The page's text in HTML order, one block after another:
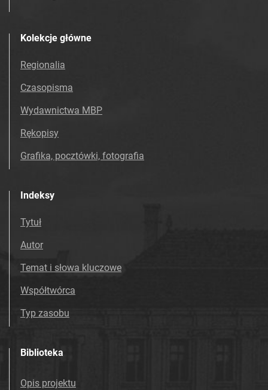
Kolekcje główne
Regionalia
Czasopisma
Wydawnictwa MBP
Rękopisy
Grafika, pocztówki, fotografia
Indeksy
Tytuł
Autor
Temat i słowa kluczowe
Współtwórca
Typ zasobu
Biblioteka
Opis projektu